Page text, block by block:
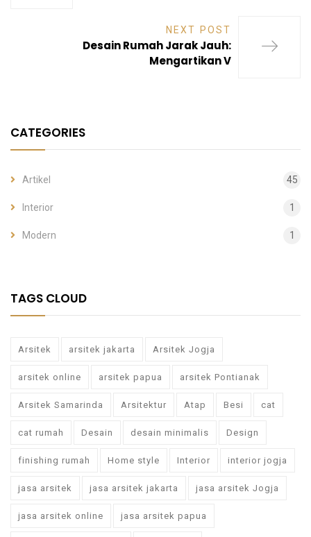
NEXT POST
Desain Rumah Jarak Jauh:
Mengartikan V
CATEGORIES
Artikel 45
Interior 1
Modern 1
TAGS CLOUD
Arsitek arsitek jakarta Arsitek Jogja
arsitek online arsitek papua arsitek Pontianak
Arsitek Samarinda Arsitektur Atap Besi cat
cat rumah Desain desain minimalis Design
finishing rumah Home style Interior interior jogja
jasa arsitek jasa arsitek jakarta jasa arsitek Jogja
jasa arsitek online jasa arsitek papua